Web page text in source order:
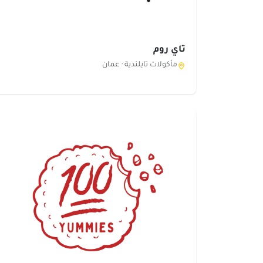
تاي روم
مأكولات تايلندية · عمان